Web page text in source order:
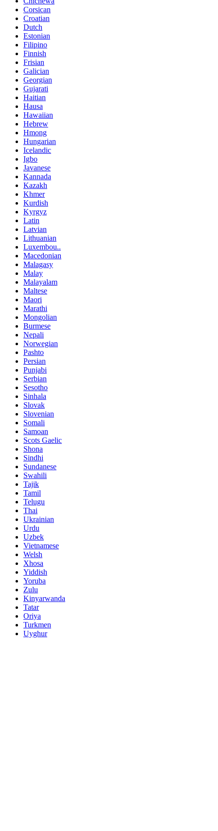
Corsican
Croatian
Dutch
Estonian
Filipino
Finnish
Frisian
Galician
Georgian
Gujarati
Haitian
Hausa
Hawaiian
Hebrew
Hmong
Hungarian
Icelandic
Igbo
Javanese
Kannada
Kazakh
Khmer
Kurdish
Kyrgyz
Latin
Latvian
Lithuanian
Luxembou..
Macedonian
Malagasy
Malay
Malayalam
Maltese
Maori
Marathi
Mongolian
Burmese
Nepali
Norwegian
Pashto
Persian
Punjabi
Serbian
Sesotho
Sinhala
Slovak
Slovenian
Somali
Samoan
Scots Gaelic
Shona
Sindhi
Sundanese
Swahili
Tajik
Tamil
Telugu
Thai
Ukrainian
Urdu
Uzbek
Vietnamese
Welsh
Xhosa
Yiddish
Yoruba
Zulu
Kinyarwanda
Tatar
Oriya
Turkmen
Uyghur